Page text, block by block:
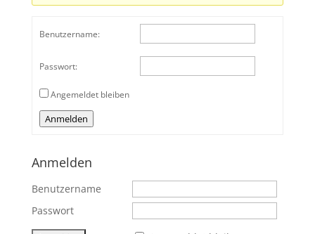
Benutzername:
Passwort:
Angemeldet bleiben
Anmelden
Anmelden
Benutzername
Passwort